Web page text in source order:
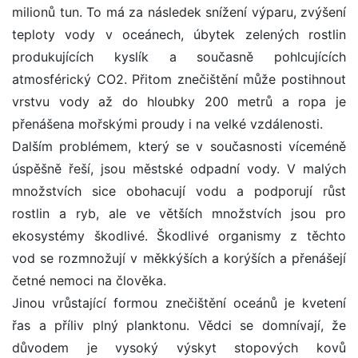
milionů tun. To má za následek snížení výparu, zvýšení
teploty vody v oceánech, úbytek zelených rostlin
produkujících kyslík a současně pohlcujících
atmosférický CO2. Přitom znečištění může postihnout
vrstvu vody až do hloubky 200 metrů a ropa je
přenášena mořskými proudy i na velké vzdálenosti.
Dalším problémem, který se v současnosti víceméně
úspěšně řeší, jsou městské odpadní vody. V malých
množstvích sice obohacují vodu a podporují růst
rostlin a ryb, ale ve větších množstvích jsou pro
ekosystémy škodlivé. Škodlivé organismy z těchto
vod se rozmnožují v měkkýších a korýších a přenášejí
četné nemoci na člověka.
Jinou vrůstající formou znečištění oceánů je kvetení
řas a příliv plný planktonu. Vědci se domnívají, že
důvodem je vysoký výskyt stopových kovů